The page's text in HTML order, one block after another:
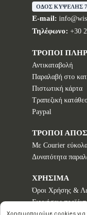
ΟΔΟΣ ΚΥΨΕΛΗΣ
E-mail:
Τηλέφωνο: +30
ΤΡΟΠΟΙ
Αντικαταβολή
Παραλαβή στο
Πιστωτική κάρτα
Τραπεζική
Paypal
ΤΡΟΠΟΙ
Με Courier
Δυνατότητα
ΧΡΗΣΙΜΑ
Όροι Χρήσης &
Εγγυήσεις